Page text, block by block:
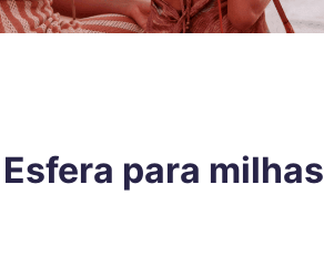
para milhas